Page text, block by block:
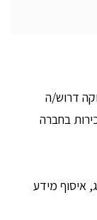
דרוש/ה
בחברה
איסוף מידע